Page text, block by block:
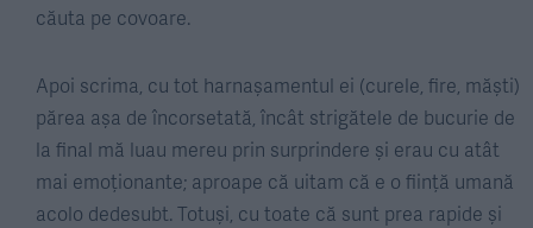
căuta pe covoare.
Apoi scrima, cu tot harnașamentul ei (curele, fire, măști)
părea așa de încorsetată, încât strigătele de bucurie de
la final mă luau mereu prin surprindere și erau cu atât
mai emoționante; aproape că uitam că e o ființă umană
acolo dedesubt. Totuși, cu toate că sunt prea rapide și